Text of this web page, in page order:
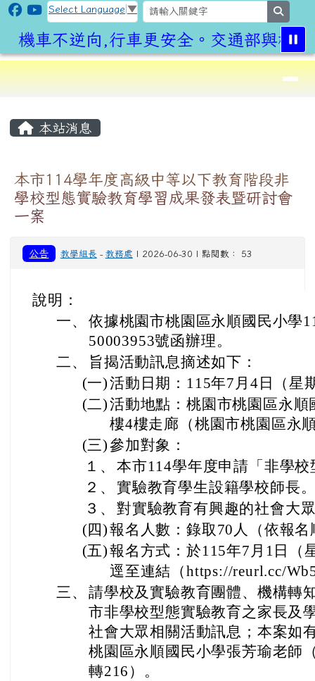
跳至主內容區
CLPS Site
Select Language ▼
機車不逆向,行車更安全。交通部與桃園
⏸
導覽列
本站消息
本市114學年度高級中等以下教育階段非
學校型態實驗教育學習成果發表暨研討會
一案
公告 教學組長 - 教務處 | 2026-06-30 | 點閱數： 53
說明：
一、 依據桃園市桃園區永順國民小學
50003953號函辦理。
二、
旨揭活動訊息摘述如下：
(一)活動日期：115年7月4日（星
(二)活動地點：桃園市桃園區永
樓4樓走廊（桃園市桃園區永
(三)參加對象：
１、 本市114學年度申請「非學
２、 實驗教育學生設籍學校師長
３、 對實驗教育有興趣的社會大
(四)報名人數：錄取70人（依報
(五)報名方式：於115年7月1日（
逕至連結（https://reurl.cc/
三、 請學校及實驗教育團體、機構轉
市非學校型態實驗教育之家長及
社會大眾相關活動訊息；本案如
桃園區永順國民小學張芳瑜老師
轉216）。